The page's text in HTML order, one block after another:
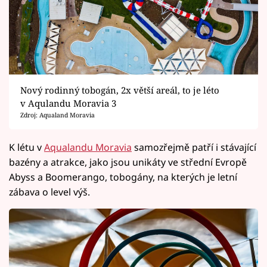
Nový rodinný tobogán, 2x větší areál, to je léto
v Aqulandu Moravia 3
Zdroj: Aqualand Moravia
K létu vAqualandu Moravia samozřejmě patří i stávající
bazény a atrakce, jako jsou unikáty ve střední Evropě
Abyss a Boomerango, tobogány, na kterých je letní
zábava o level výš.